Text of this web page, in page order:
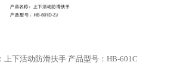
上下活动防滑扶手 产品型号：HB-601C